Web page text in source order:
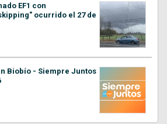
EF1 con
ocurrido el 27 de
Biobío - Siempre Juntos